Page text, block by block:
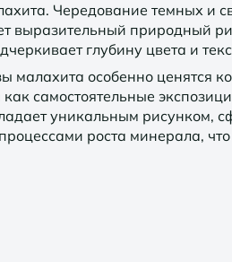
Чередование темных и
выразительный природный
глубину цвета и
малахита особенно ценятся
как самостоятельные
уникальным рисунком,
роста минерала,